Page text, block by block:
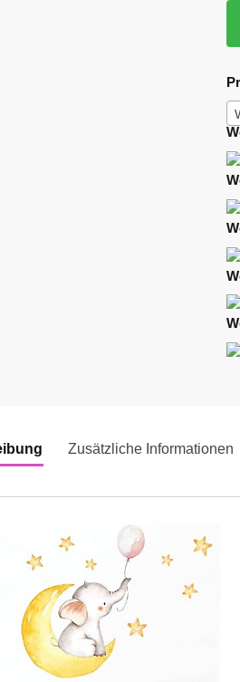
Zusätzliche Informationen